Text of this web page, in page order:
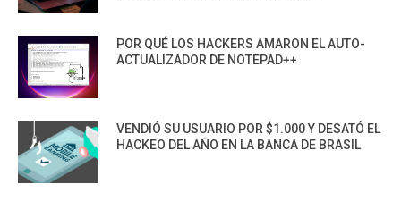
POR QUÉ LOS HACKERS AMARON EL AUTO-
ACTUALIZADOR DE NOTEPAD++
VENDIÓ SU USUARIO POR $1.000 Y DESATÓ EL
HACKEO DEL AÑO EN LA BANCA DE BRASIL